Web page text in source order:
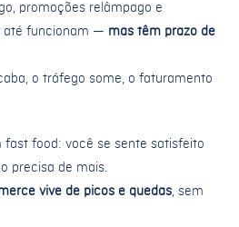
promoções relâmpago e
até funcionam — mas têm prazo de
o tráfego some, o faturamento
fast food: você se sente satisfeito
precisa de mais.
vive de picos e quedas, sem